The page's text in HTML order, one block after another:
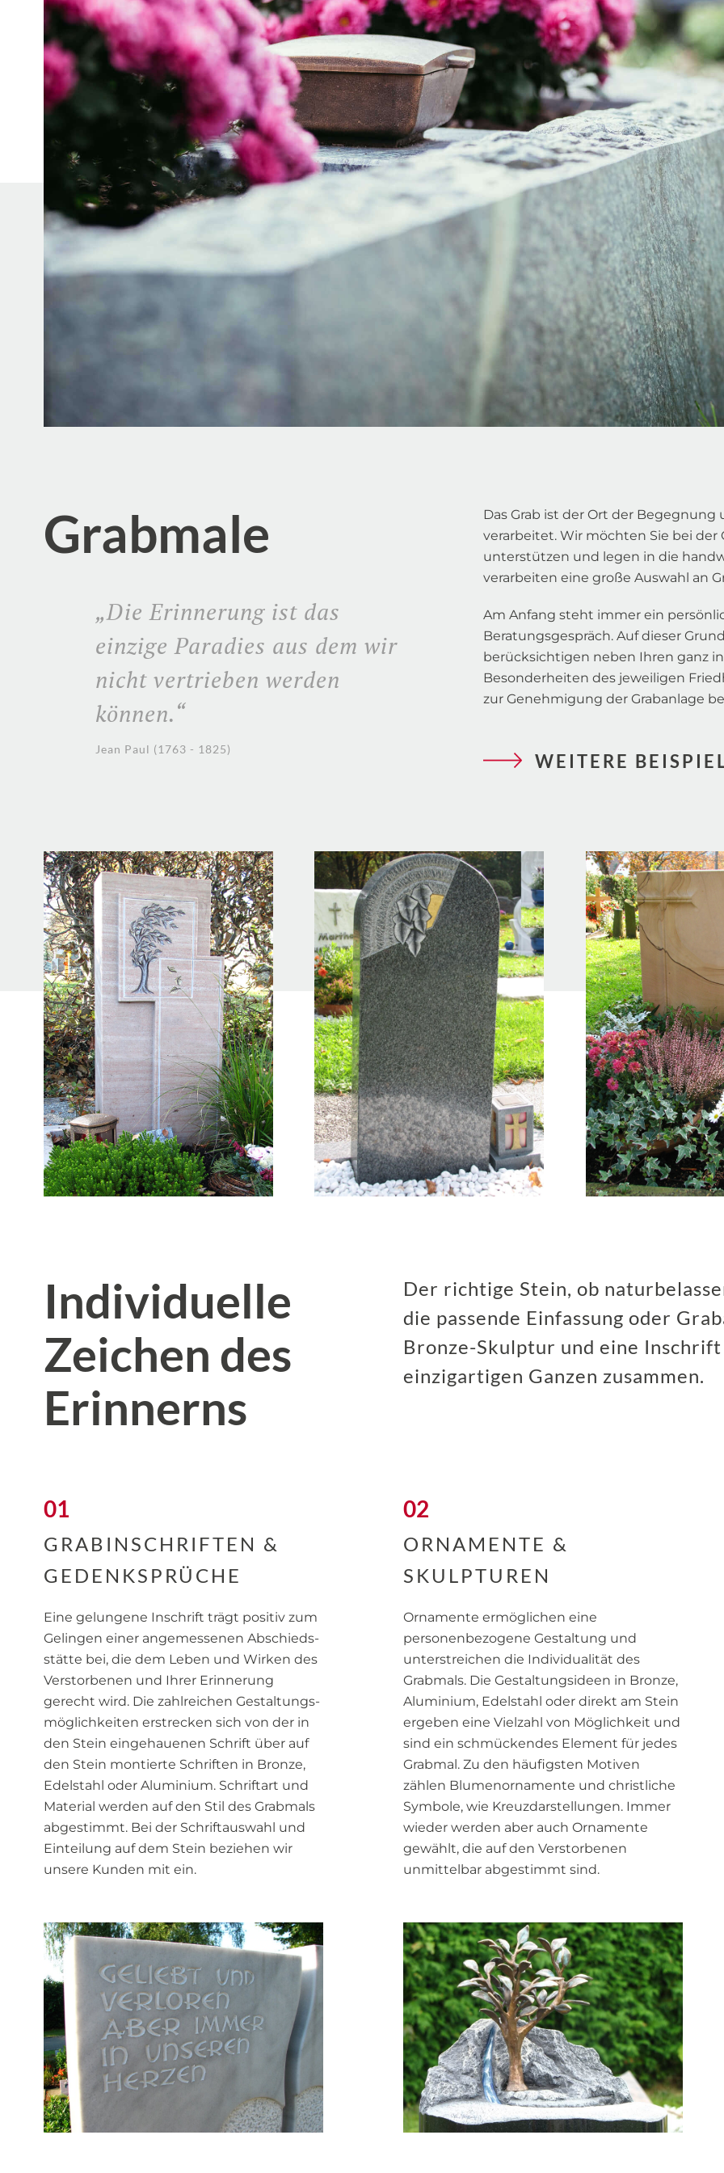
Grabmale
„Die Erinnerung ist das
einzige Paradies aus dem wir
nicht vertrieben werden
können.“
Jean Paul (1763 - 1825)
Das Grab ist der Ort der
verarbeitet. Wir möchten Sie bei
unterstützen und legen in die
verarbeiten eine große Auswahl an
Am Anfang steht immer ein
Beratungsgespräch. Auf dieser
berücksichtigen neben Ihren ganz
Besonderheiten des jeweiligen
zur Genehmigung der Grabanlage
WEITERE
Individuelle
Zeichen des
Erinnerns
Der richtige Stein, ob
die passende Einfassung oder
Bronze-Skulptur und eine
einzigartigen Ganzen zusammen.
01
GRABINSCHRIFTEN &
GEDENKSPRÜCHE
Eine gelungene Inschrift trägt positiv zum
Gelingen einer angemessenen Abschieds­
stätte bei, die dem Leben und Wirken des
Verstorbenen und Ihrer Erinnerung
gerecht wird. Die zahlreichen Gestaltungs­
möglich­keiten erstrecken sich von der in
den Stein eingehauenen Schrift über auf
den Stein montierte Schriften in Bronze,
Edelstahl oder Aluminium. Schriftart und
Material werden auf den Stil des Grabmals
abgestimmt. Bei der Schriftauswahl und
Einteilung auf dem Stein beziehen wir
unsere Kunden mit ein.
02
ORNAMENTE &
SKULPTUREN
Ornamente ermöglichen eine
personenbezogene Gestaltung und
unterstreichen die Individualität des
Grabmals. Die Gestaltungsideen in Bronze,
Aluminium, Edelstahl oder direkt am Stein
ergeben eine Vielzahl von Möglichkeit und
sind ein schmückendes Element für jedes
Grabmal. Zu den häufigsten Motiven
zählen Blumen­ornamente und christliche
Symbole, wie Kreuzdar­stellungen. Immer
wieder werden aber auch Ornamente
gewählt, die auf den Verstorbenen
unmittelbar abgestimmt sind.